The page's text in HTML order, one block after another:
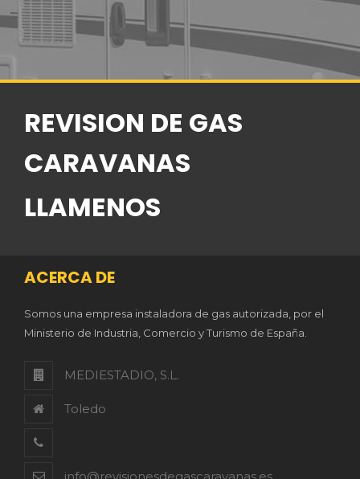
REVISION DE GAS
CARAVANAS
LLAMENOS
ACERCA DE
Somos una empresa instaladora de gas autorizada, por el
Ministerio de Industria, Comercio y Turismo de España.
MEDIESTADIO, S.L.
Toledo